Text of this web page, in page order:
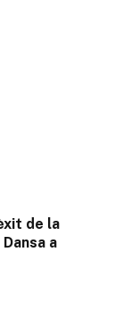
de la
a